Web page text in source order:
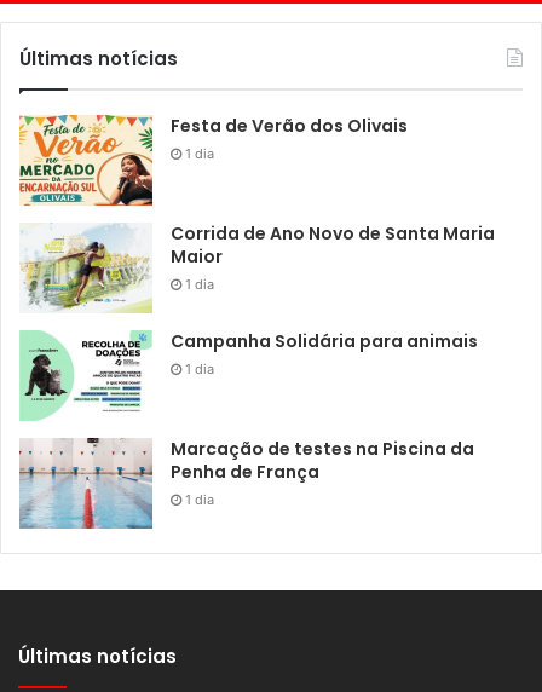
Últimas notícias
Festa de Verão dos Olivais
1 dia
Corrida de Ano Novo de Santa Maria
Maior
1 dia
Campanha Solidária para animais
1 dia
Marcação de testes na Piscina da
Penha de França
1 dia
Últimas notícias